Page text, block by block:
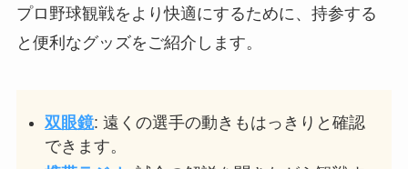
プロ野球観戦をより快適にするために、持参する
と便利なグッズをご紹介します。
双眼鏡: 遠くの選手の動きもはっきりと確認
できます。